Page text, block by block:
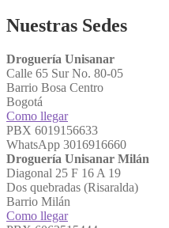
Nuestras Sedes
Droguería Unisanar
Calle 65 Sur No. 80-05
Barrio Bosa Centro
Bogotá
Como llegar
PBX 6019156633
WhatsApp 3016916660
Droguería Unisanar Milán
Diagonal 25 F 16 A 19
Dos quebradas (Risaralda)
Barrio Milán
Como llegar